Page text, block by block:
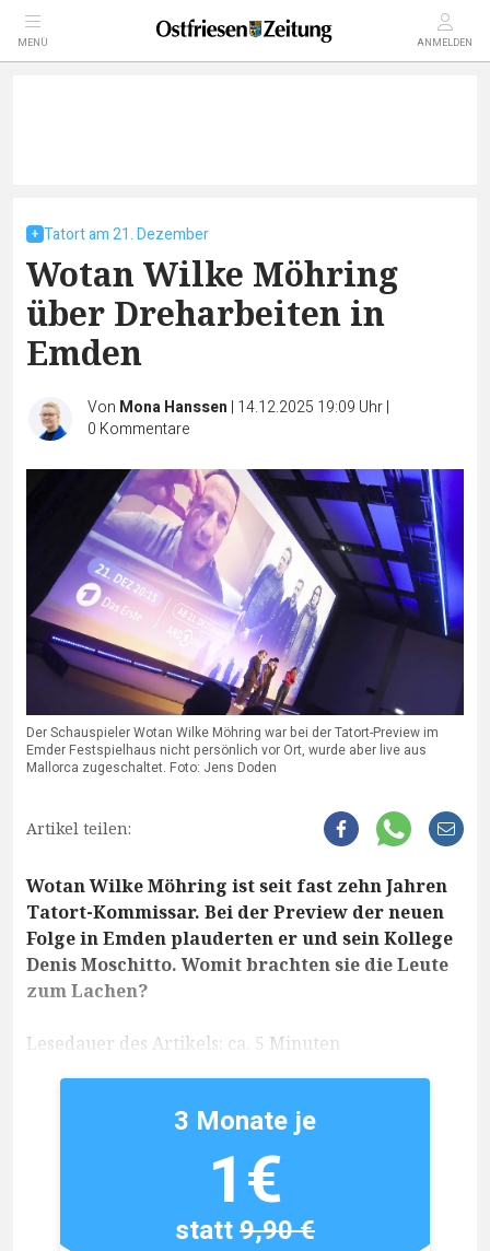
MENÜ ANMELDEN
Tatort am 21. Dezember
Wotan Wilke Möhring
über Dreharbeiten in
Emden
Von Mona Hanssen | 14.12.2025 19:09 Uhr|
0 Kommentare
Der Schauspieler Wotan Wilke Möhring war bei der Tatort-Preview im
Emder Festspielhaus nicht persönlich vor Ort, wurde aber live aus
Mallorca zugeschaltet. Foto: Jens Doden
Artikel teilen:
Wotan Wilke Möhring ist seit fast zehn Jahren
Tatort-Kommissar. Bei der Preview der neuen
Folge in Emden plauderten er und sein Kollege
Denis Moschitto. Womit brachten sie die Leute
zum Lachen?
Lesedauer des Artikels: ca. 5 Minuten
3 Monate je
1€
statt9,90 €